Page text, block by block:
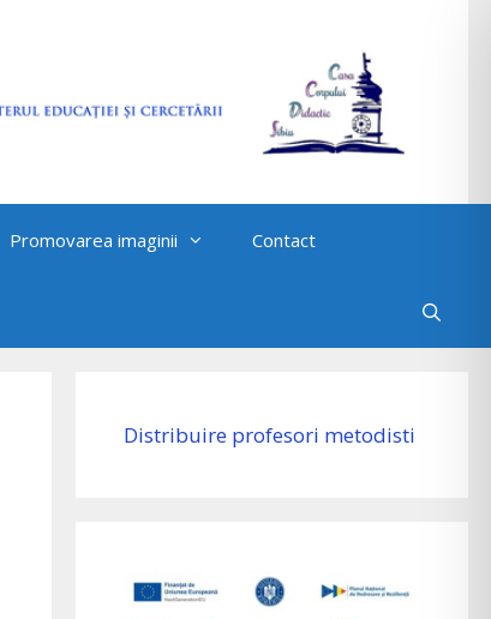
Promovarea imaginii Contact
Distribuire profesori metodisti